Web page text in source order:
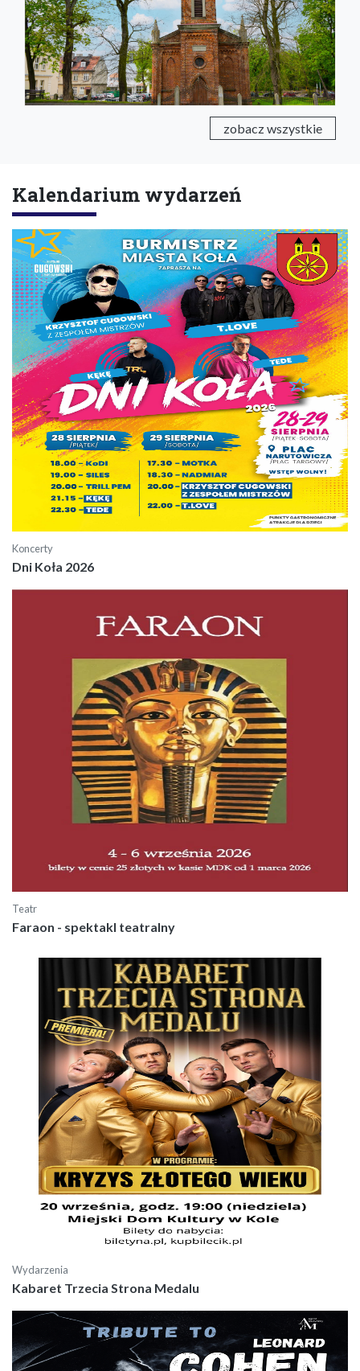
zobacz wszystkie
Kalendarium wydarzeń
Koncerty
Dni Koła 2026
Teatr
Faraon - spektakl teatralny
Wydarzenia
Kabaret Trzecia Strona Medalu